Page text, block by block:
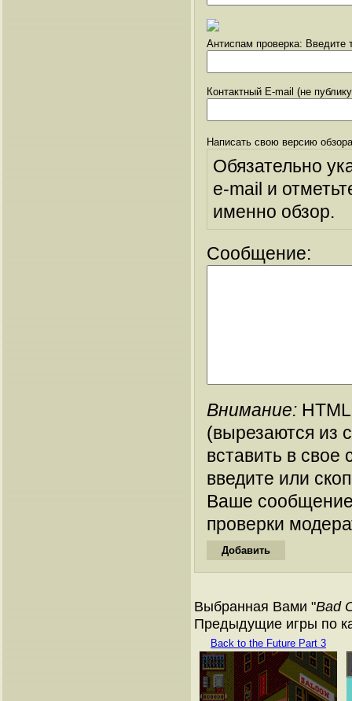
Антиспам проверка: Введите
Контактный E-mail (не
Написать свою версию
Обязательно
e-mail и
именно обзор.
Сообщение:
Внимание:
(вырезаются из
вставить в
введите или
Ваше
проверки
Выбранная Вами "Bad
Предыдущие игры по
Back to the Future Part 3